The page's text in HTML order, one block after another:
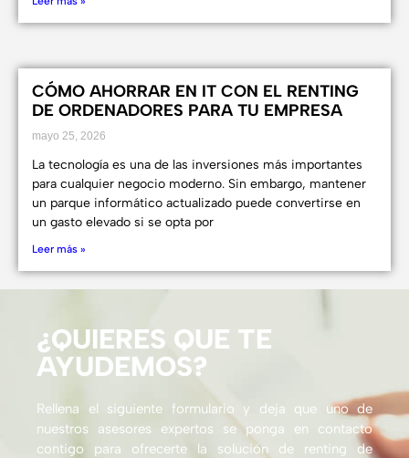
CÓMO AHORRAR EN IT CON EL RENTING
DE ORDENADORES PARA TU EMPRESA
mayo 25, 2026
La tecnología es una de las inversiones más importantes
para cualquier negocio moderno. Sin embargo, mantener
un parque informático actualizado puede convertirse en
un gasto elevado si se opta por
Leer más »
¿QUIERES QUE TE
AYUDEMOS?
Rellena el siguiente formulario y deja que uno de
nuestros asesores expertos se ponga en contacto
contigo para ofrecerte la solución de renting de